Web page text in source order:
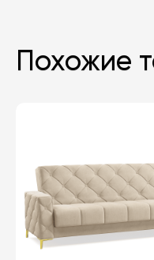
Похожие